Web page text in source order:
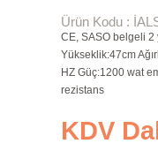
Ürün Kodu :
CE, SASO belgeli 2
Yükseklik:47cm
HZ Güç:1200 wat
rezistans
KDV